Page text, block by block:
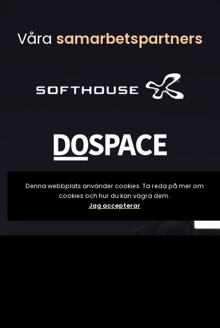
Våra samarbetspartners
Denna webbplats använder cookies. Ta reda på mer om
cookies och hur du kan vägra dem.
Jag accepterar